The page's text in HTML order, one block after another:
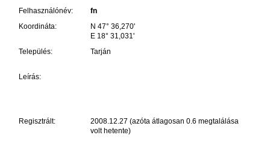
Felhasználónév:
fn
Koordináta:
N 47° 36,270'
E 18° 31,031'
Település:
Tarján
Leírás:
Regisztrált:
2008.12.27 (azóta átlagosan 0.6 megtalálása
volt hetente)